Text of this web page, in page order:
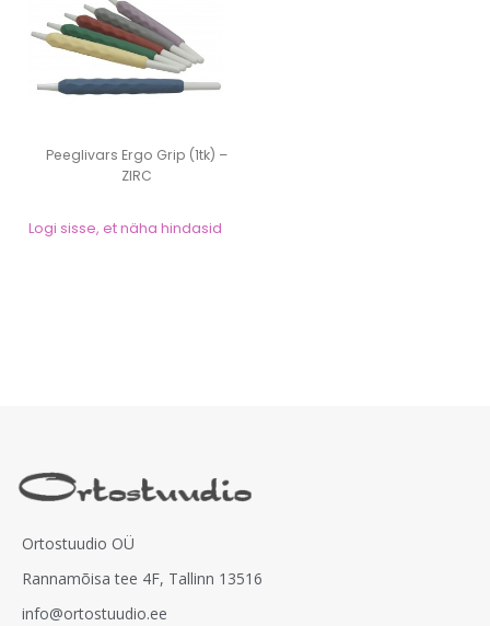
Peeglivars Ergo Grip (1tk) –
ZIRC
Logi sisse, et näha hindasid
Ortostuudio OÜ
Rannamõisa tee 4F, Tallinn 13516
info@ortostuudio.ee